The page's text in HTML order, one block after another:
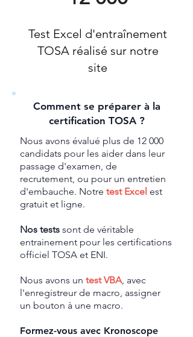
Test Excel d'entraînement
TOSA réalisé sur notre
site
Comment se préparer à la
certification TOSA ?
Nous avons évalué plus de 12 000
candidats pour les aider dans leur
passage d'examen, de
recrutement, ou pour un entretien
d'embauche. Notre test Excel est
gratuit et ligne.
Nos tests sont de véritable
entrainement pour les certifications
officiel TOSA et ENI.
Nous avons un test VBA, avec
l'enregistreur de macro, assigner
un bouton à une macro.
Formez-vous avec Kronoscope